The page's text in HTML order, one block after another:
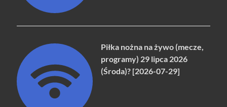
Piłka nożna na żywo (mecze,
programy) 29 lipca 2026
(Środa)? [2026-07-29]